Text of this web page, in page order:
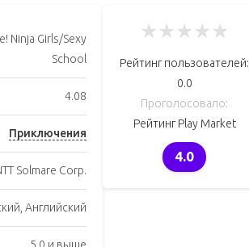
Ninja Girls/Sexy
School
4.08
Приключения
Solmare Corp.
Английский
★★★★★
Рейтинг пользователей:
0.0
Проголосовало:
Рейтинг Play Market
4.0